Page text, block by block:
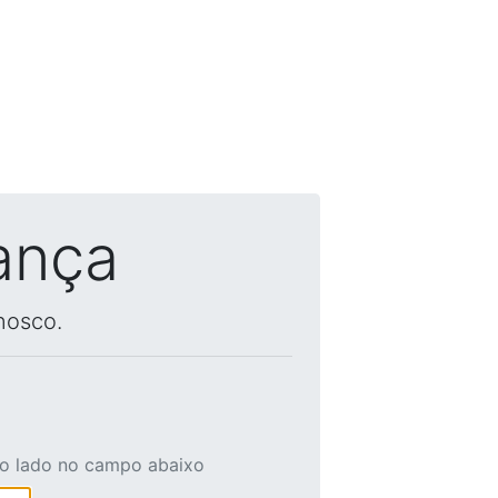
lado no campo abaixo